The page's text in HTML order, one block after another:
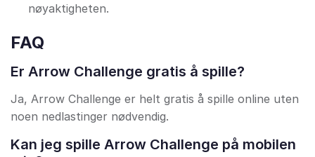
nøyaktigheten.
FAQ
Er Arrow Challenge gratis å spille?
Ja, Arrow Challenge er helt gratis å spille online uten
noen nedlastinger nødvendig.
Kan jeg spille Arrow Challenge på mobilen